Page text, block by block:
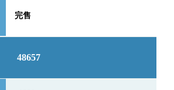
完售
48657